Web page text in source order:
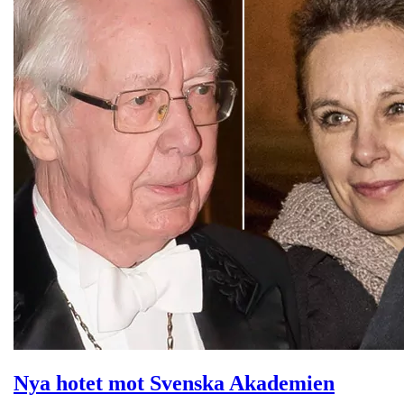
Nya hotet mot Svenska Akademien